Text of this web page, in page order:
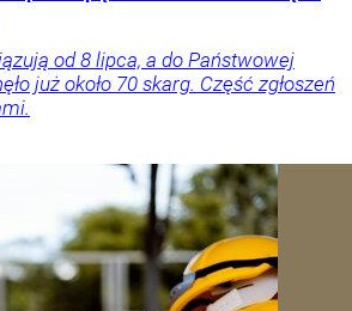
od 8 lipca, a do Państwowej
już około 70 skarg. Część zgłoszeń